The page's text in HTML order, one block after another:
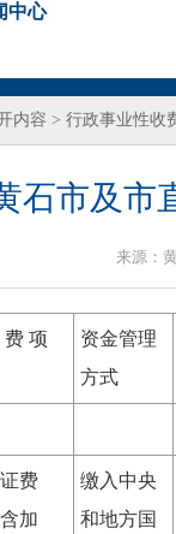
中心
内容 > 行政事业性收
石市及市
来源：
费 项
资金管理
方式
费
含加
缴入中央
和地方国